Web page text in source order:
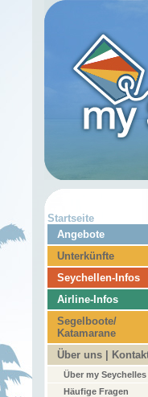
Startseite
Angebote
Unterkünfte
Seychellen-Infos
Airline-Infos
Segelboote/
Katamarane
Über uns |
Über my Seychelles
Häufige Fragen